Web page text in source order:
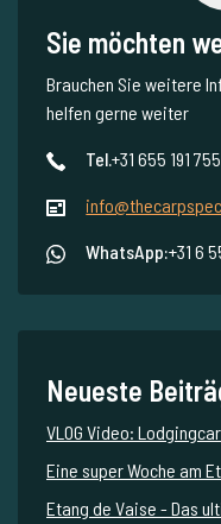
Sie möchten
Brauchen Sie weitere
helfen gerne weiter
Tel.+31 655 191 755
WhatsApp:+31 6
Neueste
VLOG Video:
Eine super Woche am
Etang de Vaise - Das